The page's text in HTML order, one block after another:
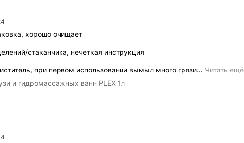
хорошо очищает
стаканчика, нечеткая инструкция
при первом использовании вымыл много грязи… Читать ещё
и гидромассажных ванн PLEX 1л